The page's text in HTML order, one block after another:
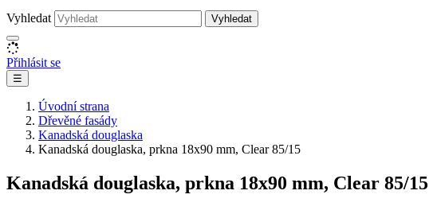
Vyhledat Vyhledat
Přihlásit se
☰
Úvodní strana
Dřevěné fasády
Kanadská douglaska
Kanadská douglaska, prkna 18x90 mm, Clear 85/15
Kanadská douglaska, prkna 18x90 mm, Clear 85/15